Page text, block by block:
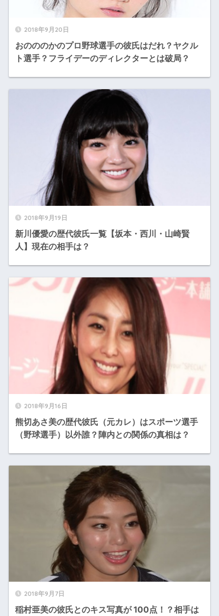
2018年9月20日
おのののかのプロ野球選手の彼氏はだれ？ヤクル
ト選手？フライデーのディレクターとは破局？
2018年9月19日
新川優愛の歴代彼氏一覧【坂本・西川・山崎賢
人】現在の相手は？
2018年9月16日
熊切あさ美の歴代彼氏（元カレ）はスポーツ選手
（野球選手）以外誰？陣内との関係の真相は？
2018年9月7日
稲村亜美の彼氏とのキス写真が 100点！？相手は